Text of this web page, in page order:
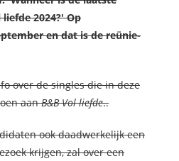
liefde 2024?' Op
en dat is de reünie-
over de singles die in deze
aanB&B Vol liefde..
ook daadwerkelijk een
krijgen, zal over een